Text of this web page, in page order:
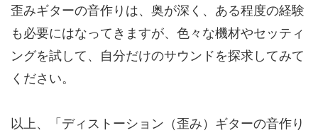
歪みギターの音作りは、奥が深く、ある程度の経験
も必要にはなってきますが、色々な機材やセッティ
ングを試して、自分だけのサウンドを探求してみて
ください。
以上、「ディストーション（歪み）ギターの音作り